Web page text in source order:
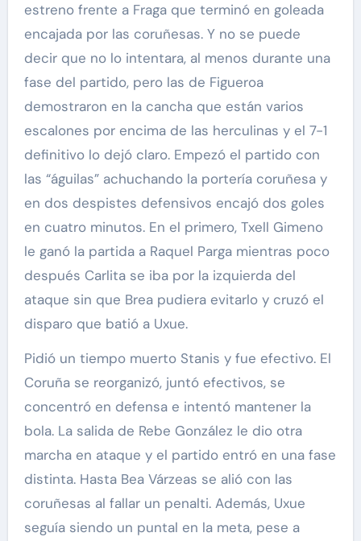
estreno frente a Fraga que terminó en goleada
encajada por las coruñesas. Y no se puede
decir que no lo intentara, al menos durante una
fase del partido, pero las de Figueroa
demostraron en la cancha que están varios
escalones por encima de las herculinas y el 7-1
definitivo lo dejó claro. Empezó el partido con
las “águilas” achuchando la portería coruñesa y
en dos despistes defensivos encajó dos goles
en cuatro minutos. En el primero, Txell Gimeno
le ganó la partida a Raquel Parga mientras poco
después Carlita se iba por la izquierda del
ataque sin que Brea pudiera evitarlo y cruzó el
disparo que batió a Uxue.
Pidió un tiempo muerto Stanis y fue efectivo. El
Coruña se reorganizó, juntó efectivos, se
concentró en defensa e intentó mantener la
bola. La salida de Rebe González le dio otra
marcha en ataque y el partido entró en una fase
distinta. Hasta Bea Várzeas se alió con las
coruñesas al fallar un penalti. Además, Uxue
seguía siendo un puntal en la meta, pese a